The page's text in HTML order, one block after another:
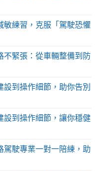
敏練習，克服「駕駛恐懼
不緊張：從車輛整備到防
到操作細節，助你告別
設到操作細節，讓你穩健
駕駛專業一對一陪練，助